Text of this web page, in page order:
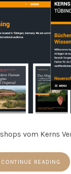
vom Kerns
CONTINUE READING